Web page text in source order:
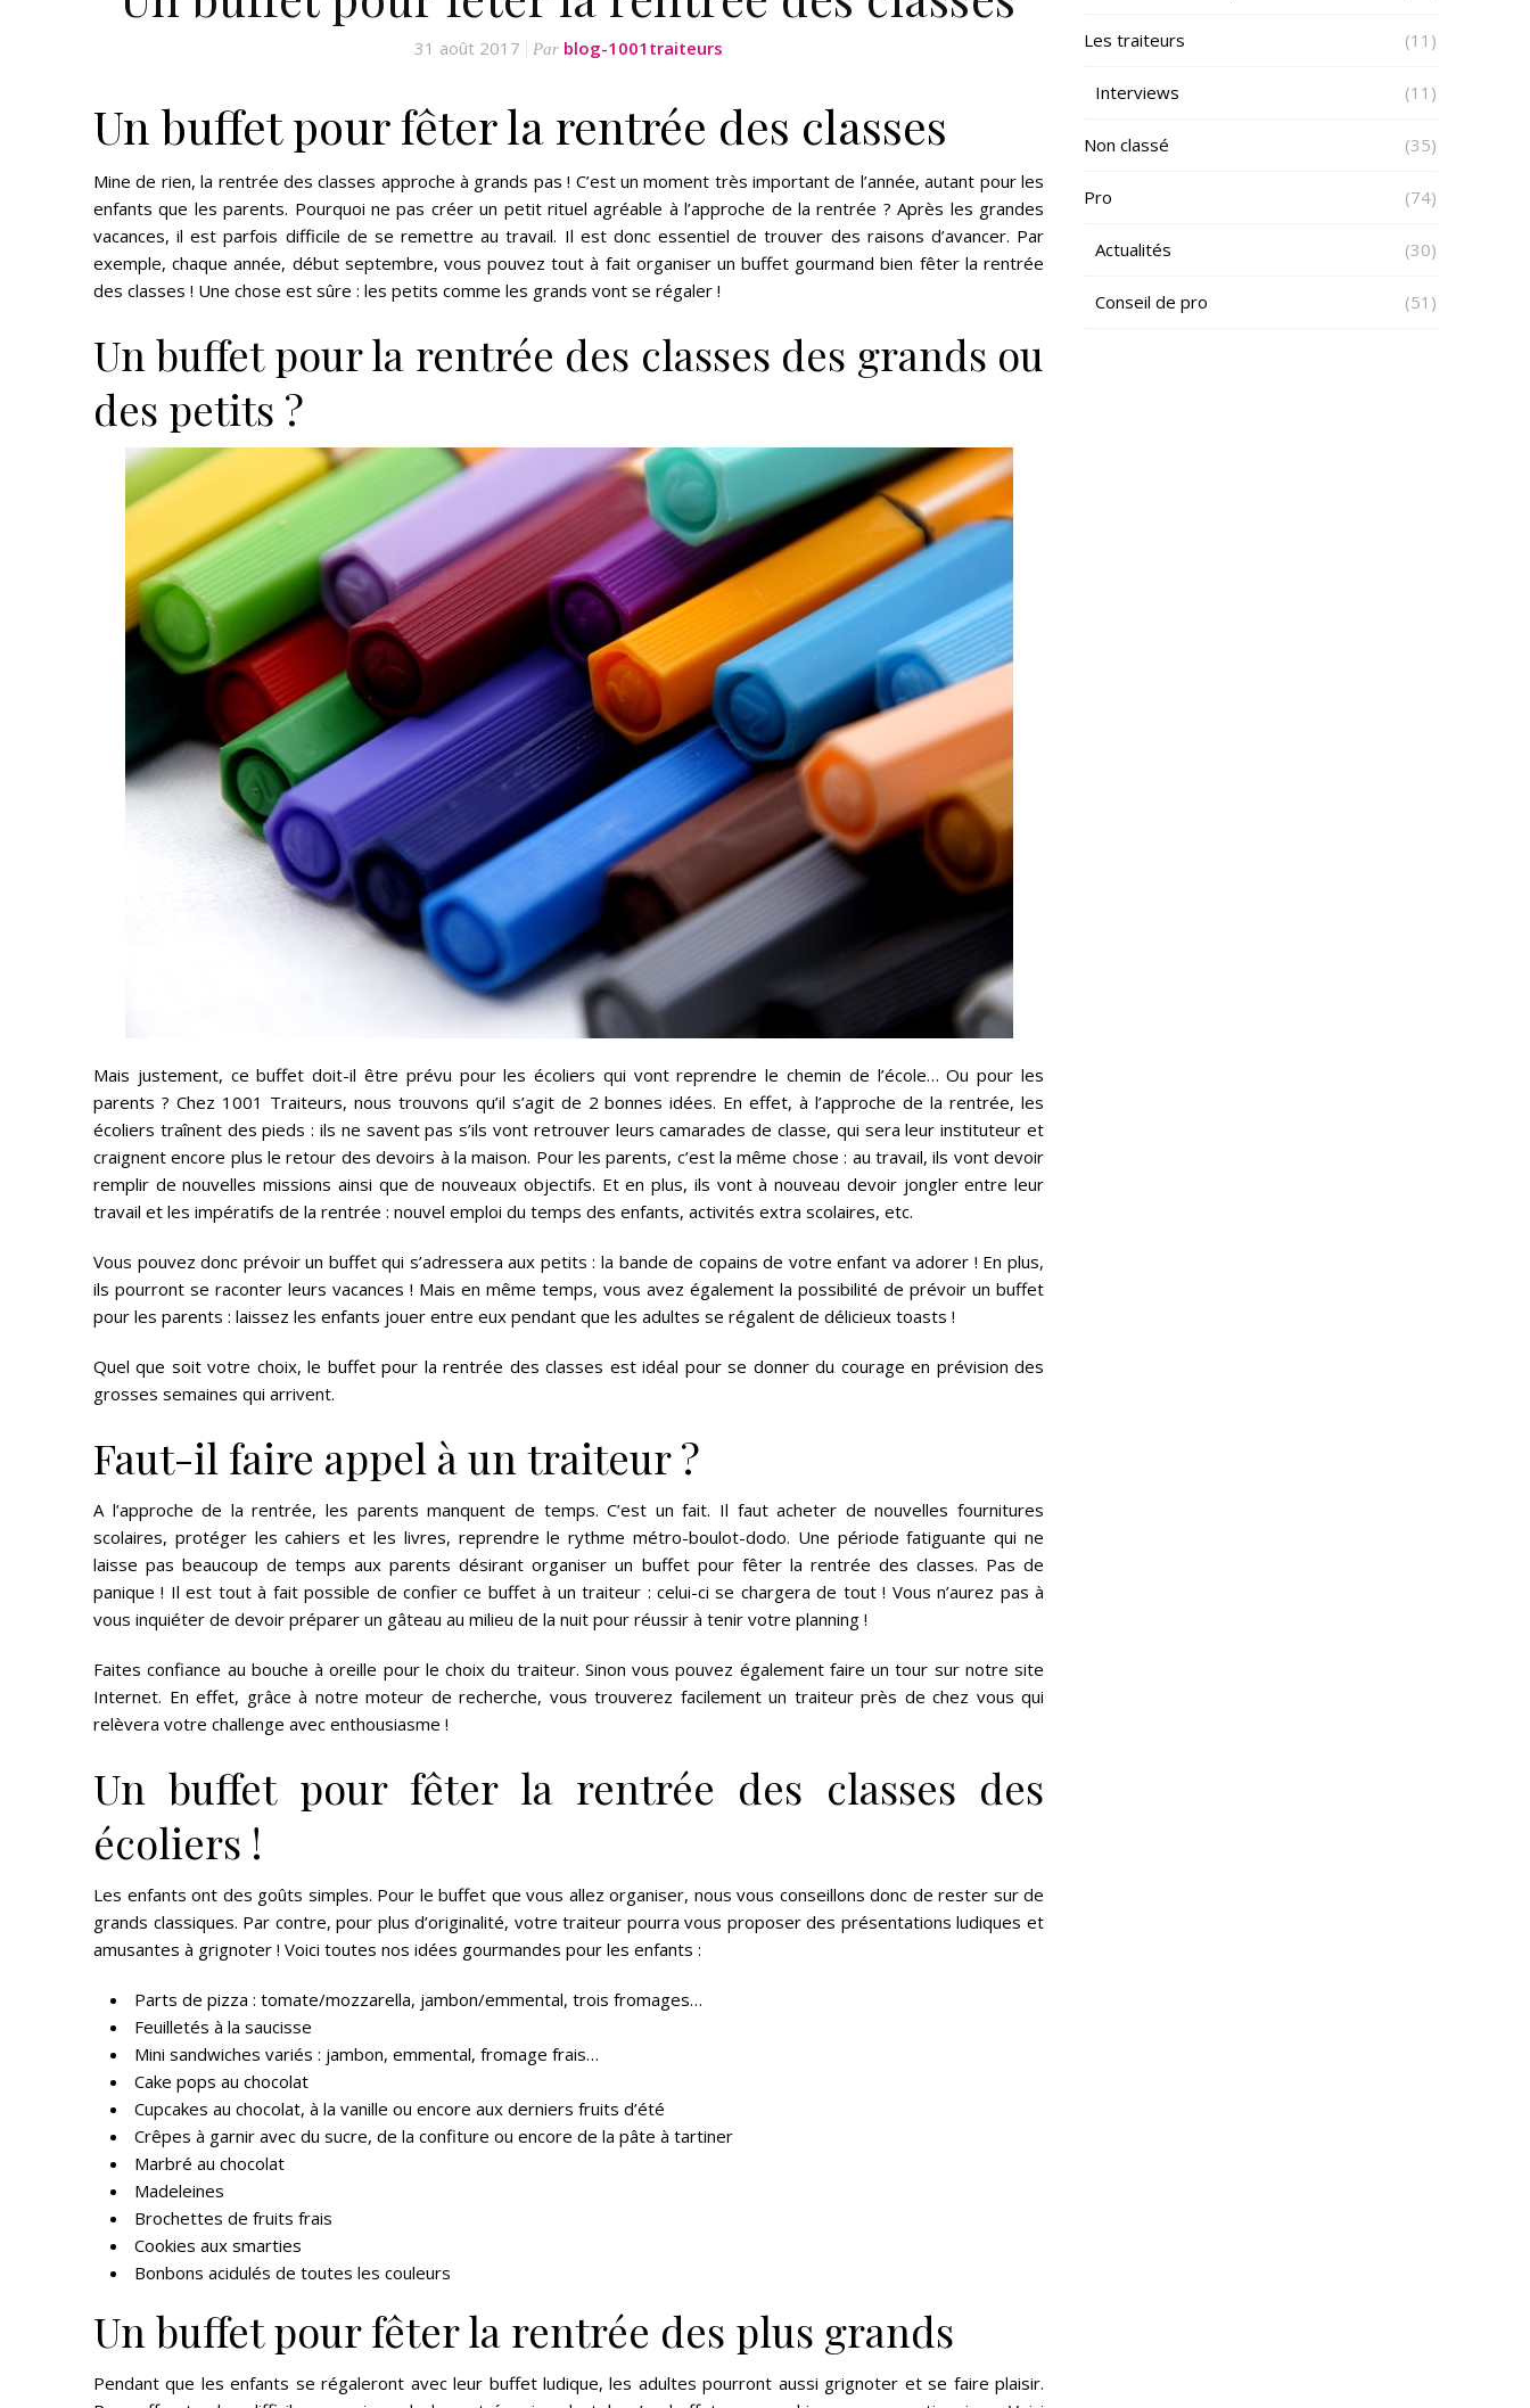
31 août 2017 Par blog-1001traiteurs
Un buffet pour fêter la rentrée des classes
Mine de rien, la rentrée des classes approche à grands pas ! C’est un moment très important de l’année, autant pour les
enfants que les parents. Pourquoi ne pas créer un petit rituel agréable à l’approche de la rentrée ? Après les grandes
vacances, il est parfois difficile de se remettre au travail. Il est donc essentiel de trouver des raisons d’avancer. Par
exemple, chaque année, début septembre, vous pouvez tout à fait organiser un buffet gourmand bien fêter la rentrée
des classes ! Une chose est sûre : les petits comme les grands vont se régaler !
Un buffet pour la rentrée des classes des grands ou
des petits ?
Mais justement, ce buffet doit-il être prévu pour les écoliers qui vont reprendre le chemin de l’école… Ou pour les
parents ? Chez 1001 Traiteurs, nous trouvons qu’il s’agit de 2 bonnes idées. En effet, à l’approche de la rentrée, les
écoliers traînent des pieds : ils ne savent pas s’ils vont retrouver leurs camarades de classe, qui sera leur instituteur et
craignent encore plus le retour des devoirs à la maison. Pour les parents, c’est la même chose : au travail, ils vont devoir
remplir de nouvelles missions ainsi que de nouveaux objectifs. Et en plus, ils vont à nouveau devoir jongler entre leur
travail et les impératifs de la rentrée : nouvel emploi du temps des enfants, activités extra scolaires, etc.
Vous pouvez donc prévoir un buffet qui s’adressera aux petits : la bande de copains de votre enfant va adorer ! En plus,
ils pourront se raconter leurs vacances ! Mais en même temps, vous avez également la possibilité de prévoir un buffet
pour les parents : laissez les enfants jouer entre eux pendant que les adultes se régalent de délicieux toasts !
Quel que soit votre choix, le buffet pour la rentrée des classes est idéal pour se donner du courage en prévision des
grosses semaines qui arrivent.
Faut-il faire appel à un traiteur ?
A l’approche de la rentrée, les parents manquent de temps. C’est un fait. Il faut acheter de nouvelles fournitures
scolaires, protéger les cahiers et les livres, reprendre le rythme métro-boulot-dodo. Une période fatiguante qui ne
laisse pas beaucoup de temps aux parents désirant organiser un buffet pour fêter la rentrée des classes. Pas de
panique ! Il est tout à fait possible de confier ce buffet à un traiteur : celui-ci se chargera de tout ! Vous n’aurez pas à
vous inquiéter de devoir préparer un gâteau au milieu de la nuit pour réussir à tenir votre planning !
Faites confiance au bouche à oreille pour le choix du traiteur. Sinon vous pouvez également faire un tour sur notre site
Internet. En effet, grâce à notre moteur de recherche, vous trouverez facilement un traiteur près de chez vous qui
relèvera votre challenge avec enthousiasme !
Un buffet pour fêter la rentrée des classes des
écoliers !
Les enfants ont des goûts simples. Pour le buffet que vous allez organiser, nous vous conseillons donc de rester sur de
grands classiques. Par contre, pour plus d’originalité, votre traiteur pourra vous proposer des présentations ludiques et
amusantes à grignoter ! Voici toutes nos idées gourmandes pour les enfants :
Parts de pizza : tomate/mozzarella, jambon/emmental, trois fromages…
Feuilletés à la saucisse
Mini sandwiches variés : jambon, emmental, fromage frais…
Cake pops au chocolat
Cupcakes au chocolat, à la vanille ou encore aux derniers fruits d’été
Crêpes à garnir avec du sucre, de la confiture ou encore de la pâte à tartiner
Marbré au chocolat
Madeleines
Brochettes de fruits frais
Cookies aux smarties
Bonbons acidulés de toutes les couleurs
Un buffet pour fêter la rentrée des plus grands
Pendant que les enfants se régaleront avec leur buffet ludique, les adultes pourront aussi grignoter et se faire plaisir.
Les traiteurs (11)
Interviews (11)
Non classé (35)
Pro (74)
Actualités (30)
Conseil de pro (51)